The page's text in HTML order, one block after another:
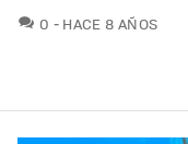
0 COMENTARIOS
HACE 8 AÑOS